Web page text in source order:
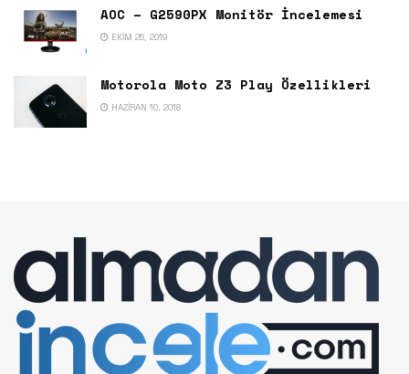
AOC – G2590PX Monitör İncelemesi
EKIM 25, 2019
Motorola Moto Z3 Play Özellikleri
HAZIRAN 10, 2018